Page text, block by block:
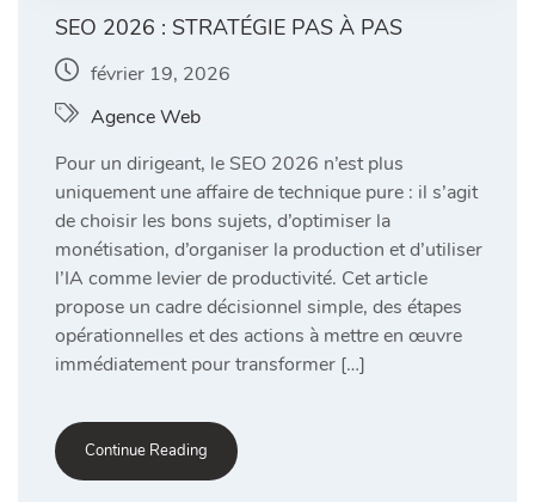
SEO 2026 : STRATÉGIE PAS À PAS
février 19, 2026
Agence Web
Pour un dirigeant, le SEO 2026 n’est plus
uniquement une affaire de technique pure : il s’agit
de choisir les bons sujets, d’optimiser la
monétisation, d’organiser la production et d’utiliser
l’IA comme levier de productivité. Cet article
propose un cadre décisionnel simple, des étapes
opérationnelles et des actions à mettre en œuvre
immédiatement pour transformer […]
Continue Reading